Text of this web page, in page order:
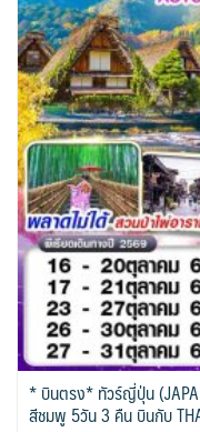
* บินตรง* ทัวร์ญี่ปุ่น (JAPAN) โอซาก้า สวนป่าไผ่
สีชมพู 5วัน 3 คืน บินกับ